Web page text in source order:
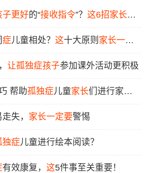
子更好的“接收指令”？这6招家长一
症儿童相处？这十大原则 家长一定
让孤独症孩子参加课外活动更积极
帮助孤独症儿童家长们进行家庭
失， 家长一定要警惕
独症儿童进行绘本阅读？
有效康复，这5件事至关重要！